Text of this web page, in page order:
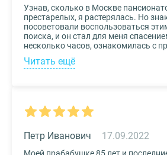
Узнав, сколько в Москве
престарелых, я растерялась. Но
посоветовали воспользоваться
поиска, и он стал для меня
несколько часов, ознакомилась с
доступными мне по цене и месту
выбрала два варианта. Связалась с
Читать ещё
17.09.2022
Петр Иванович